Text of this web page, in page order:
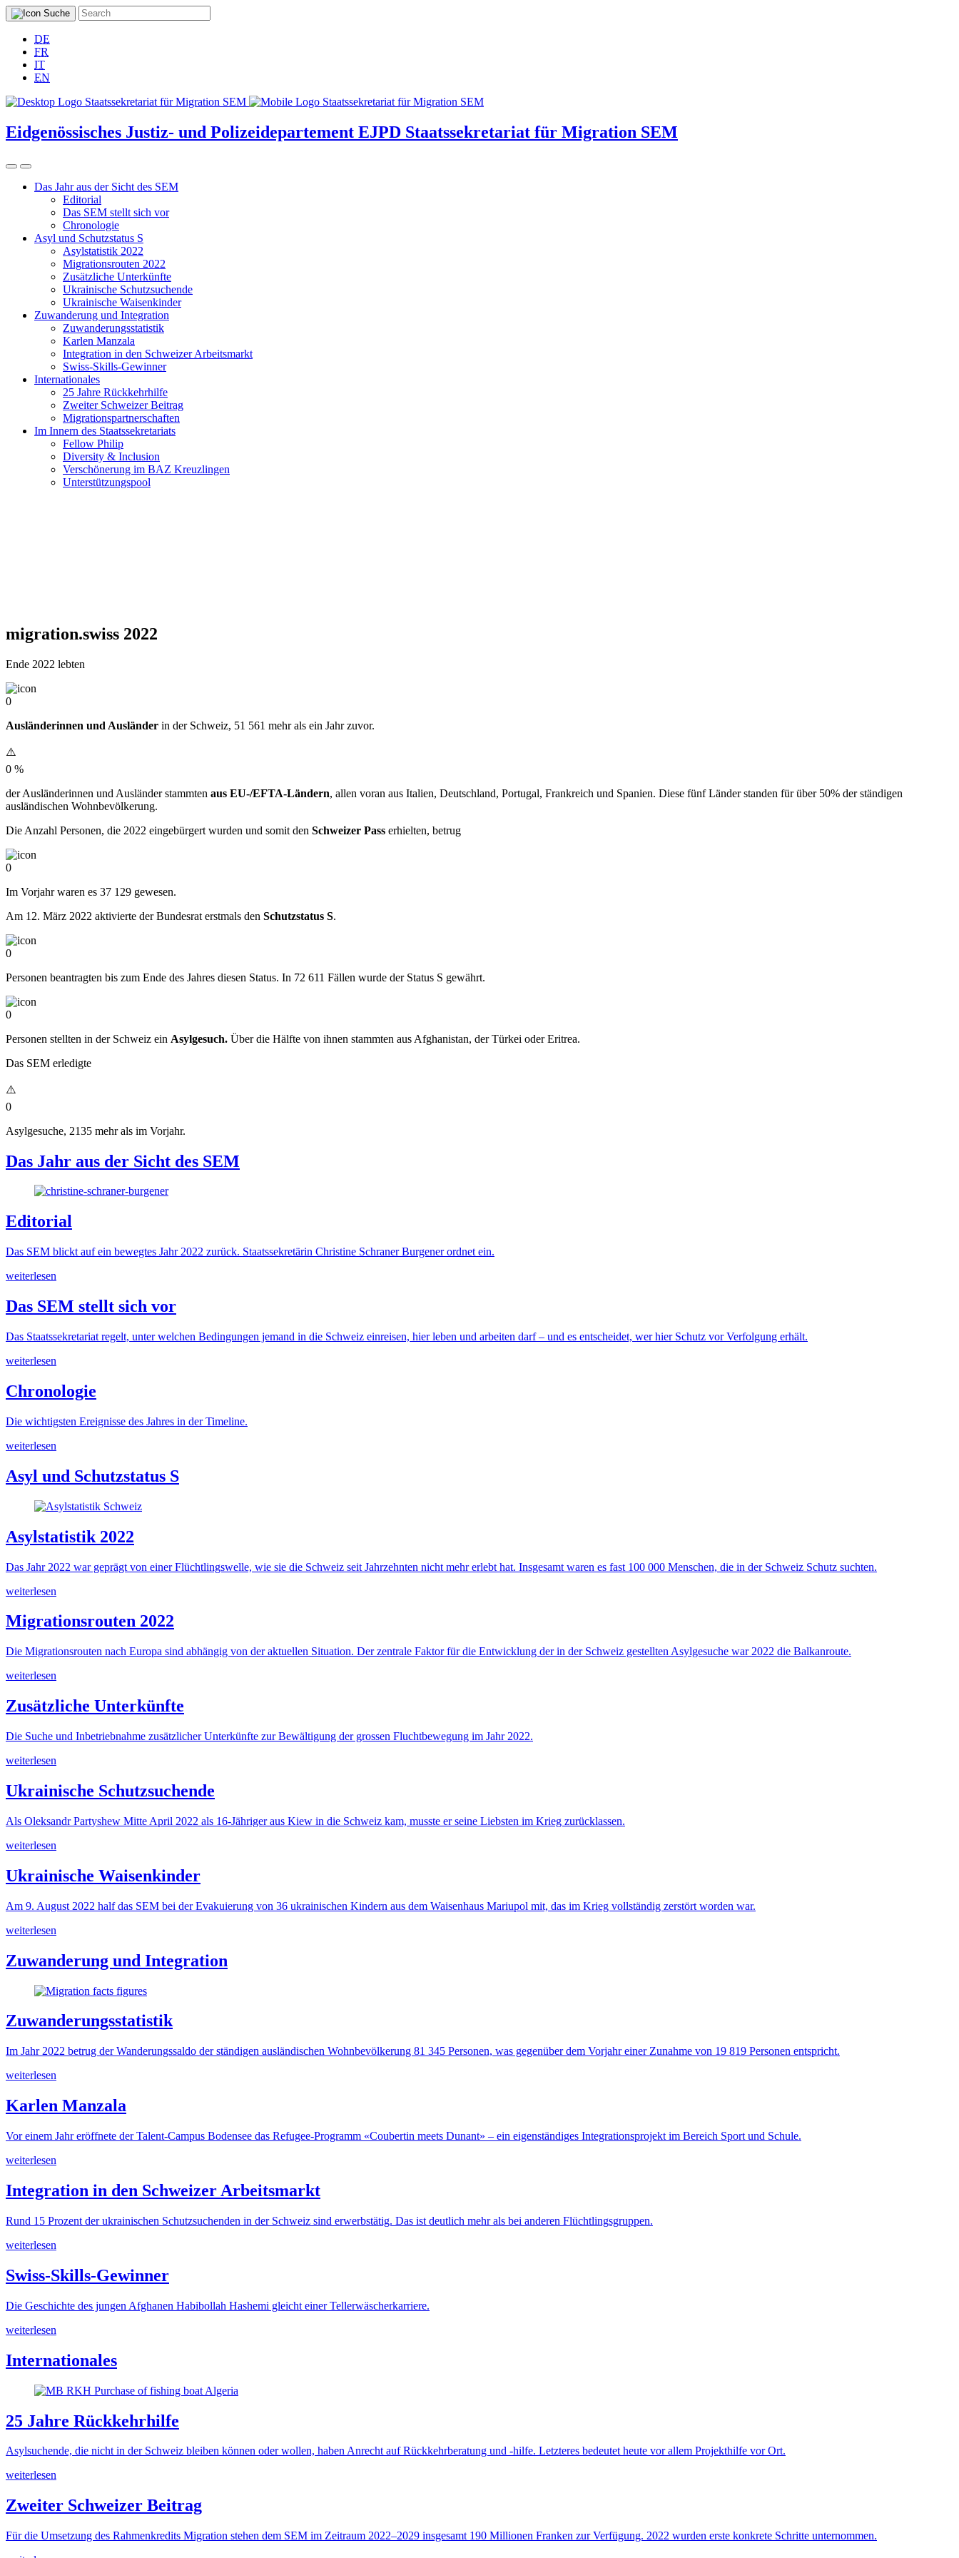
DE
FR
IT
EN
Eidgenössisches Justiz- und Polizeidepartement EJPD Staatssekretariat für Migration SEM
Das Jahr aus der Sicht des SEM
Editorial
Das SEM stellt sich vor
Chronologie
Asyl und Schutzstatus S
Asylstatistik 2022
Migrationsrouten 2022
Zusätzliche Unterkünfte
Ukrainische Schutzsuchende
Ukrainische Waisenkinder
Zuwanderung und Integration
Zuwanderungsstatistik
Karlen Manzala
Integration in den Schweizer Arbeitsmarkt
Swiss-Skills-Gewinner
Internationales
25 Jahre Rückkehrhilfe
Zweiter Schweizer Beitrag
Migrationspartnerschaften
Im Innern des Staatssekretariats
Fellow Philip
Diversity & Inclusion
Verschönerung im BAZ Kreuzlingen
Unterstützungspool
migration.swiss 2022
Ende 2022 lebten
0
Ausländerinnen und Ausländer in der Schweiz, 51 561 mehr als ein Jahr zuvor.
0 %
der Ausländerinnen und Ausländer stammten aus EU-/EFTA-Ländern, allen voran aus Italien, Deutschland, Portugal, Frankreich und Spanien. Diese fünf Länder standen für über 50% der ständigen
ausländischen Wohnbevölkerung.
Die Anzahl Personen, die 2022 eingebürgert wurden und somit den Schweizer Pass erhielten, betrug
0
Im Vorjahr waren es 37 129 gewesen.
Am 12. März 2022 aktivierte der Bundesrat erstmals den Schutzstatus S.
0
Personen beantragten bis zum Ende des Jahres diesen Status. In 72 611 Fällen wurde der Status S gewährt.
0
Personen stellten in der Schweiz ein Asylgesuch. Über die Hälfte von ihnen stammten aus Afghanistan, der Türkei oder Eritrea.
Das SEM erledigte
0
Asylgesuche, 2135 mehr als im Vorjahr.
Das Jahr aus der Sicht des SEM
Editorial
Das SEM blickt auf ein bewegtes Jahr 2022 zurück. Staatssekretärin Christine Schraner Burgener ordnet ein.
weiterlesen
Das SEM stellt sich vor
Das Staatssekretariat regelt, unter welchen Bedingungen jemand in die Schweiz einreisen, hier leben und arbeiten darf – und es entscheidet, wer hier Schutz vor Verfolgung erhält.
weiterlesen
Chronologie
Die wichtigsten Ereignisse des Jahres in der Timeline.
weiterlesen
Asyl und Schutzstatus S
Asylstatistik 2022
Das Jahr 2022 war geprägt von einer Flüchtlingswelle, wie sie die Schweiz seit Jahrzehnten nicht mehr erlebt hat. Insgesamt waren es fast 100 000 Menschen, die in der Schweiz Schutz suchten.
weiterlesen
Migrationsrouten 2022
Die Migrationsrouten nach Europa sind abhängig von der aktuellen Situation. Der zentrale Faktor für die Entwicklung der in der Schweiz gestellten Asylgesuche war 2022 die Balkanroute.
weiterlesen
Zusätzliche Unterkünfte
Die Suche und Inbetriebnahme zusätzlicher Unterkünfte zur Bewältigung der grossen Fluchtbewegung im Jahr 2022.
weiterlesen
Ukrainische Schutzsuchende
Als Oleksandr Partyshew Mitte April 2022 als 16-Jähriger aus Kiew in die Schweiz kam, musste er seine Liebsten im Krieg zurücklassen.
weiterlesen
Ukrainische Waisenkinder
Am 9. August 2022 half das SEM bei der Evakuierung von 36 ukrainischen Kindern aus dem Waisenhaus Mariupol mit, das im Krieg vollständig zerstört worden war.
weiterlesen
Zuwanderung und Integration
Zuwanderungsstatistik
Im Jahr 2022 betrug der Wanderungssaldo der ständigen ausländischen Wohnbevölkerung 81 345 Personen, was gegenüber dem Vorjahr einer Zunahme von 19 819 Personen entspricht.
weiterlesen
Karlen Manzala
Vor einem Jahr eröffnete der Talent-Campus Bodensee das Refugee-Programm «Coubertin meets Dunant» – ein eigenständiges Integrationsprojekt im Bereich Sport und Schule.
weiterlesen
Integration in den Schweizer Arbeitsmarkt
Rund 15 Prozent der ukrainischen Schutzsuchenden in der Schweiz sind erwerbstätig. Das ist deutlich mehr als bei anderen Flüchtlingsgruppen.
weiterlesen
Swiss-Skills-Gewinner
Die Geschichte des jungen Afghanen Habibollah Hashemi gleicht einer Tellerwäscherkarriere.
weiterlesen
Internationales
25 Jahre Rückkehrhilfe
Asylsuchende, die nicht in der Schweiz bleiben können oder wollen, haben Anrecht auf Rückkehrberatung und -hilfe. Letzteres bedeutet heute vor allem Projekthilfe vor Ort.
weiterlesen
Zweiter Schweizer Beitrag
Für die Umsetzung des Rahmenkredits Migration stehen dem SEM im Zeitraum 2022–2029 insgesamt 190 Millionen Franken zur Verfügung. 2022 wurden erste konkrete Schritte unternommen.